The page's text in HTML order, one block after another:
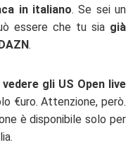
in italiano. Se sei un
essere che tu sia già
.
vedere gli US Open live
€uro. Attenzione, però.
è disponibile solo per